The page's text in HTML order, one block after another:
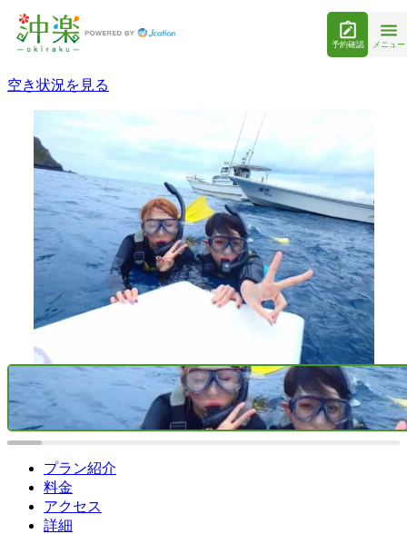
予約確認 メニュー
空き状況を見る
プラン紹介
料金
アクセス
詳細